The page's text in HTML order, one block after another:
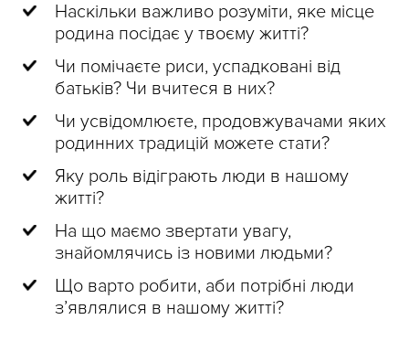
Наскільки важливо розуміти, яке місце
родина посідає у твоєму житті?
Чи помічаєте риси, успадковані від
батьків? Чи вчитеся в них?
Чи усвідомлюєте, продовжувачами яких
родинних традицій можете стати?
Яку роль відіграють люди в нашому
житті?
На що маємо звертати увагу,
знайомлячись із новими людьми?
Що варто робити, аби потрібні люди
з’являлися в нашому житті?